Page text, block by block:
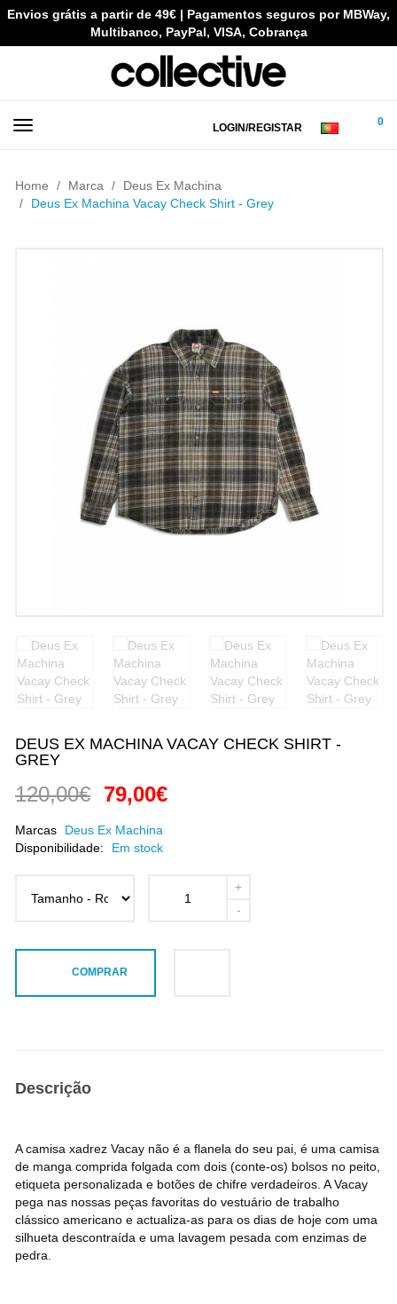
Envios grátis a partir de 49€ | Pagamentos seguros por MBWay,
Multibanco, PayPal, VISA, Cobrança
LOGIN/REGISTAR 0
Home Marca
Deus Ex Machina
Deus Ex Machina Vacay Check Shirt - Grey
DEUS EX MACHINA VACAY CHECK SHIRT -
GREY
120,00€ 79,00€
Marcas
Deus Ex Machina
Disponibilidade:
Em stock
COMPRAR
Descrição
A camisa xadrez Vacay não é a flanela do seu pai, é uma camisa
de manga comprida folgada com dois (conte-os) bolsos no peito,
etiqueta personalizada e botões de chifre verdadeiros. A Vacay
pega nas nossas peças favoritas do vestuário de trabalho
clássico americano e actualiza-as para os dias de hoje com uma
silhueta descontraída e uma lavagem pesada com enzimas de
pedra.